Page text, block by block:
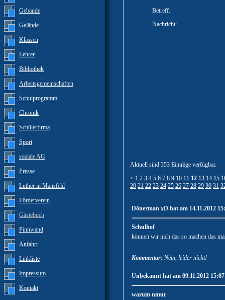
Gebäude
Gelände
Klassen
Lehrer
Bibliothek
Arbeitsgemeinschaften
Schulprogramm
Chronik
Schülerfirma
Sport
soziale AG
Presse
Luther in Mansfeld
Förderverein
Gästebuch
Pinnwand
Anfahrt
Linkliste
Impressum
Kontakt
Betreff:
Nachricht:
Aktuell sind 353 Einträge verfügbar.
< 1 2 3 4 5 6 7 8 9 10 11 12 13 14 15
20 21 22 23 24 25 26 27 28 29 30 31
Dönerman xD hat am 14.11.2012
Schulhof
können wir nich das so machen das
Kommentar: Nein, leider nicht!
Unbekannt hat am 09.11.2012
warum nmur